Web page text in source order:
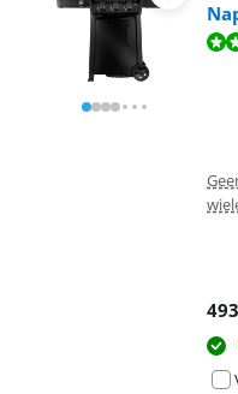
Beoordeling is 9,0 van de 10,
493